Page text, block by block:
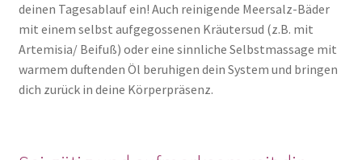
deinen Tagesablauf ein! Auch reinigende Meersalz-Bäder
mit einem selbst aufgegossenen Kräutersud (z.B. mit
Artemisia/ Beifuß) oder eine sinnliche Selbstmassage mit
warmem duftenden Öl beruhigen dein System und bringen
dich zurück in deine Körperpräsenz.